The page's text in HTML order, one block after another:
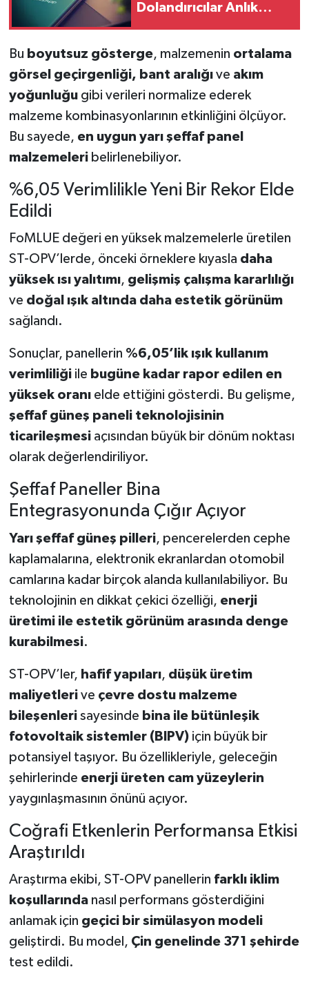
Dolandırıcılar Anlık
Bu boyutsuz gösterge, malzemenin ortalama
görsel geçirgenliği, bant aralığıve akım
yoğunluğugibi verileri normalize ederek
malzeme kombinasyonlarının etkinliğini ölçüyor.
Bu sayede, en uygun yarı şeffaf panel
malzemeleribelirlenebiliyor.
%6,05 Verimlilikle Yeni Bir Rekor Elde
Edildi
FoMLUE değeri en yüksek malzemelerle üretilen
ST-OPV’lerde, önceki örneklere kıyasla daha
yüksek ısı yalıtımı, gelişmiş çalışma kararlılığı
ve doğal ışık altında daha estetik görünüm
sağlandı.
Sonuçlar, panellerin %6,05’lik ışık kullanım
verimliliğiile bugüne kadar rapor edilen en
yüksek oranıelde ettiğini gösterdi. Bu gelişme,
şeffaf güneş paneli teknolojisinin
ticarileşmesiaçısından büyük bir dönüm noktası
olarak değerlendiriliyor.
Şeffaf Paneller Bina
Entegrasyonunda Çığır Açıyor
Yarı şeffaf güneş pilleri, pencerelerden cephe
kaplamalarına, elektronik ekranlardan otomobil
camlarına kadar birçok alanda kullanılabiliyor. Bu
teknolojinin en dikkat çekici özelliği, enerji
üretimi ile estetik görünüm arasında denge
kurabilmesi.
ST-OPV’ler, hafif yapıları, düşük üretim
maliyetlerive çevre dostu malzeme
bileşenlerisayesinde bina ile bütünleşik
fotovoltaik sistemler (BIPV)için büyük bir
potansiyel taşıyor. Bu özellikleriyle, geleceğin
şehirlerinde enerji üreten cam yüzeylerin
yaygınlaşmasının önünü açıyor.
Coğrafi Etkenlerin Performansa Etkisi
Araştırıldı
Araştırma ekibi, ST-OPV panellerin farklı iklim
koşullarındanasıl performans gösterdiğini
anlamak için geçici bir simülasyon modeli
geliştirdi. Bu model, Çin genelinde 371 şehirde
test edildi.